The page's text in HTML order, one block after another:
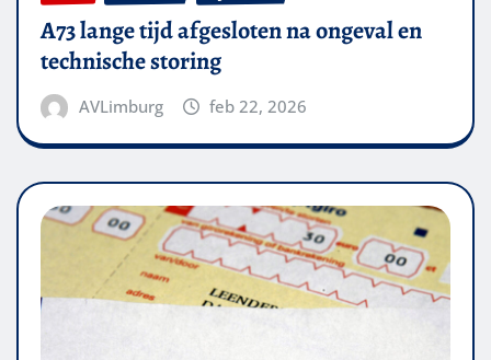
A73 lange tijd afgesloten na ongeval en
technische storing
AVLimburg feb 22, 2026